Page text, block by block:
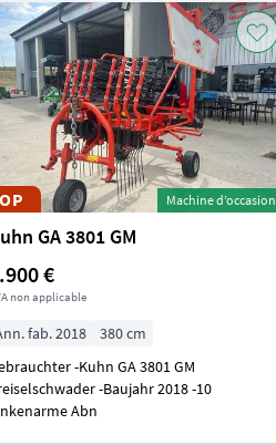
Machine d’occasion
GA 3801 GM
€
non applicable
fab. 2018
380 cm
-Kuhn GA 3801 GM
-Baujahr 2018 -10
Abn